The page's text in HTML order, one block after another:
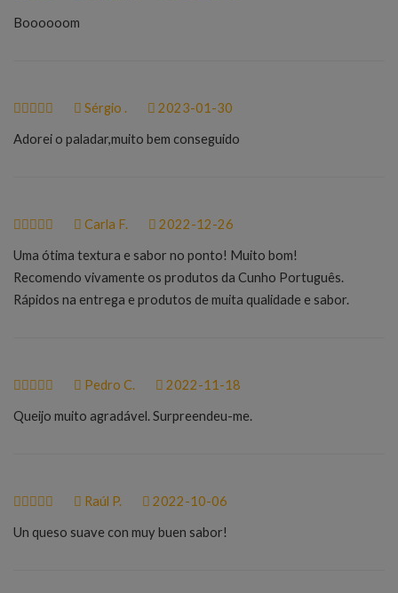
Boooooom
Sérgio . 2023-01-30
Adorei o paladar,muito bem conseguido
Carla F. 2022-12-26
Uma ótima textura e sabor no ponto! Muito bom!
Recomendo vivamente os produtos da Cunho Português.
Rápidos na entrega e produtos de muita qualidade e sabor.
Pedro C. 2022-11-18
Queijo muito agradável. Surpreendeu-me.
Raúl P. 2022-10-06
Un queso suave con muy buen sabor!